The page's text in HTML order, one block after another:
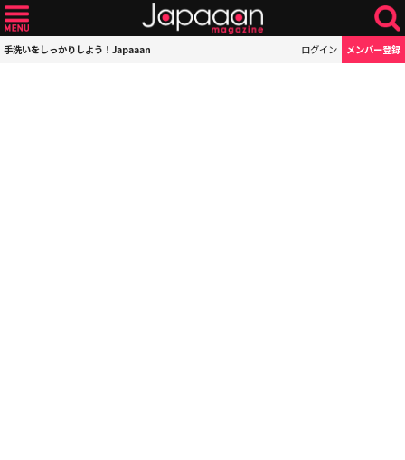
手洗いをしっかりしよう！Japaaan ログイン メンバー登録